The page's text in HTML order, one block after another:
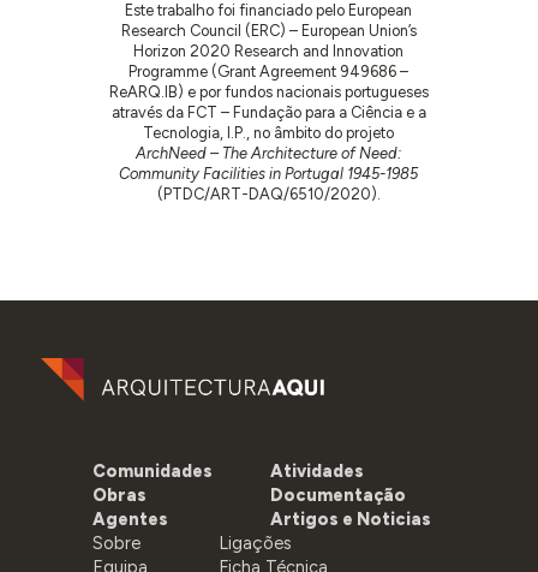
Este trabalho foi financiado pelo European
Research Council (ERC) – European Union’s
Horizon 2020 Research and Innovation
Programme (Grant Agreement 949686 –
ReARQ.IB) e por fundos nacionais portugueses
através da FCT – Fundação para a Ciência e a
Tecnologia, I.P., no âmbito do projeto
ArchNeed – The Architecture of Need:
Community Facilities in Portugal 1945-1985
(PTDC/ART-DAQ/6510/2020).
Comunidades
Obras
Agentes
Atividades
Documentação
Artigos e Noticias
Sobre
Equipa
Ligações
Ficha Técnica